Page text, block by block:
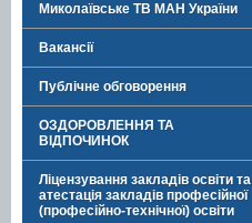
Миколаївське ТВ МАН України
Вакансії
Публічне обговорення
ОЗДОРОВЛЕННЯ ТА
ВІДПОЧИНОК
Ліцензування закладів освіти та
атестація закладів професійної
(професійно-технічної) освіти